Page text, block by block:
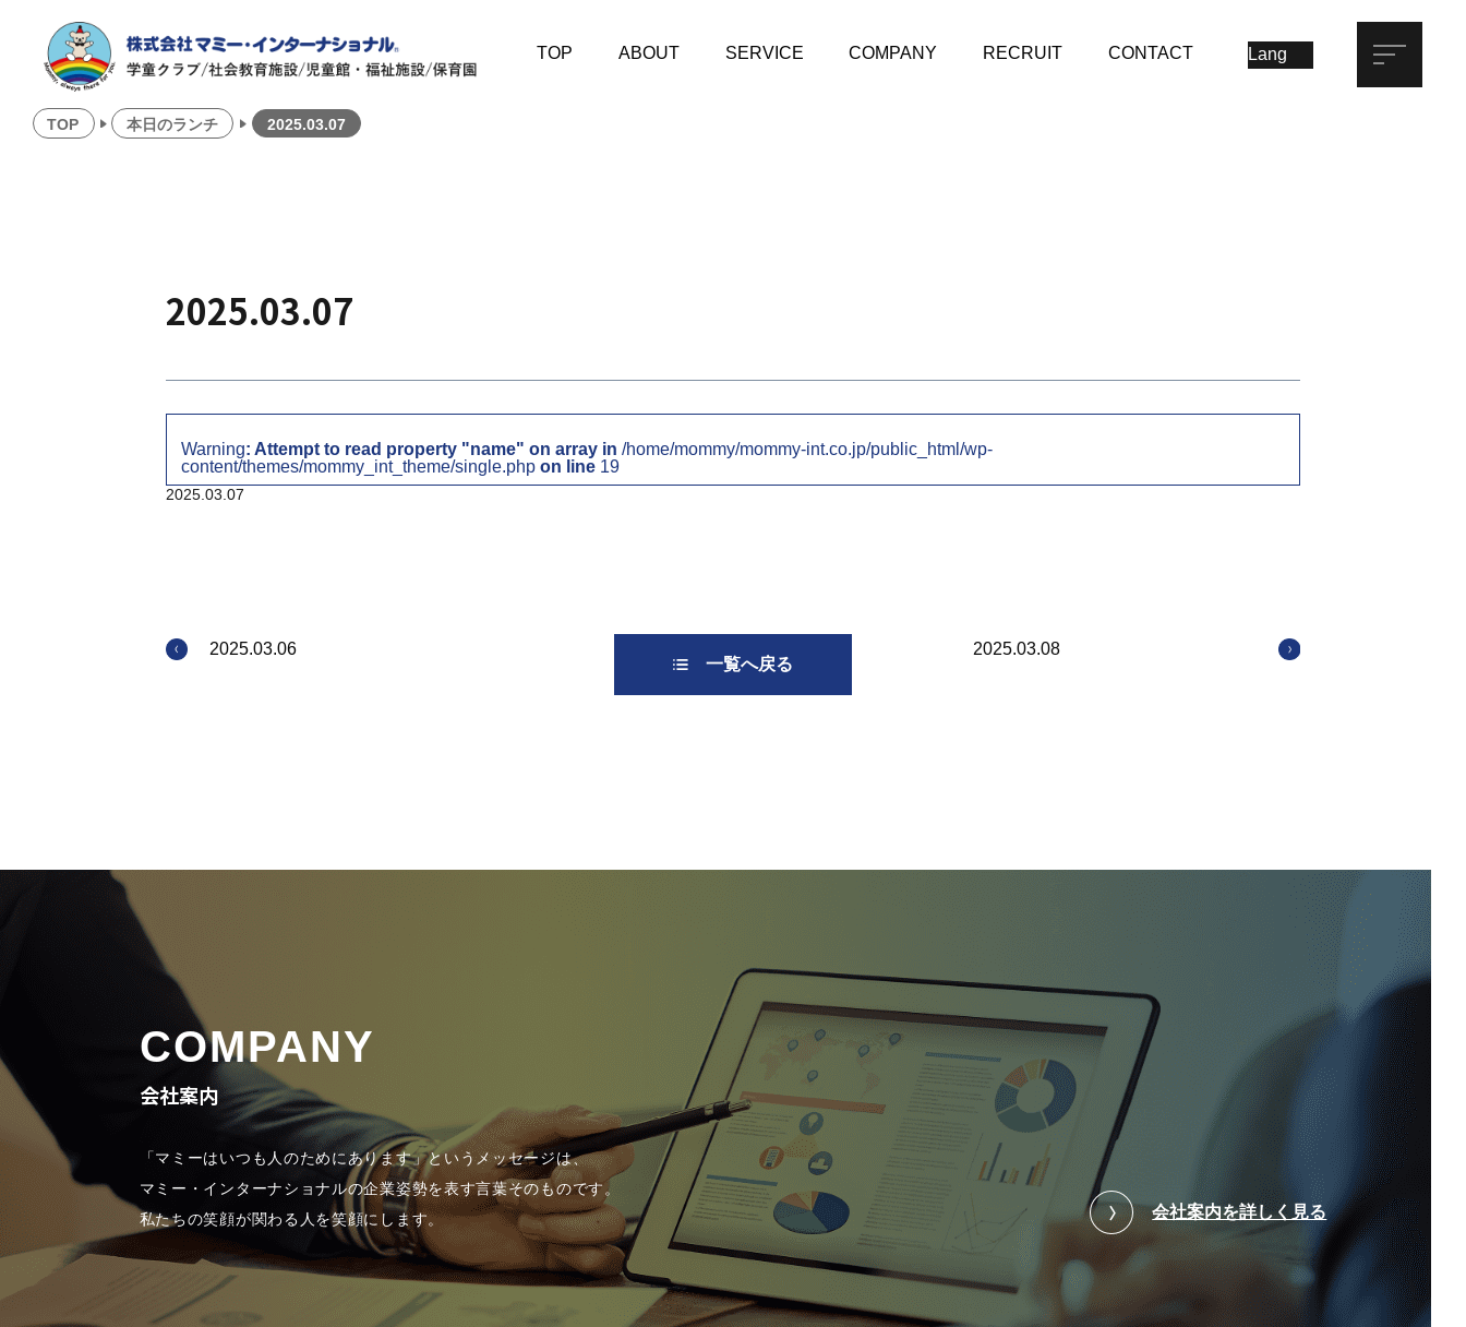
TOP ABOUT SERVICE COMPANY RECRUIT CONTACT
TOP 本日のランチ 2025.03.07
2025.03.07
Warning: Attempt to read property "name" on array in /home/mommy/mommy-int.co.jp/public_html/wp-
content/themes/mommy_int_theme/single.php on line 19
2025.03.07
2025.03.06
一覧へ戻る
2025.03.08
COMPANY
会社案内
「マミーはいつも人のためにあります」というメッセージは、
マミー・インターナショナルの企業姿勢を表す言葉そのものです。
私たちの笑顔が関わる人を笑顔にします。
会社案内を詳しく見る